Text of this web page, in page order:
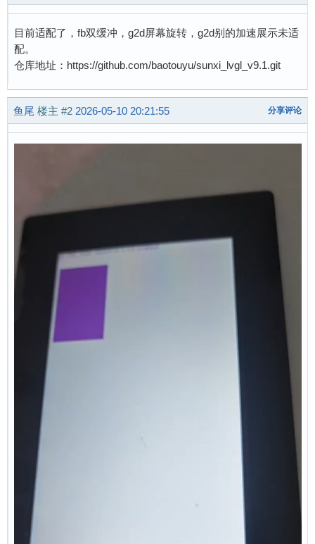
目前适配了，fb双缓冲，g2d屏幕旋转，g2d别的加速展示未适
配。
仓库地址：https://github.com/baotouyu/sunxi_lvgl_v9.1.git
鱼尾 楼主 #2 2026-05-10 20:21:55 分享评论